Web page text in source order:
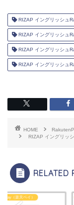
RIZAP イングリッシュ
RIZAP イングリッシュ
RIZAP イングリッシュ
RIZAP イングリッシュ
HOME
RIZAP イングリッ
RELATED
（楽天ペイ）